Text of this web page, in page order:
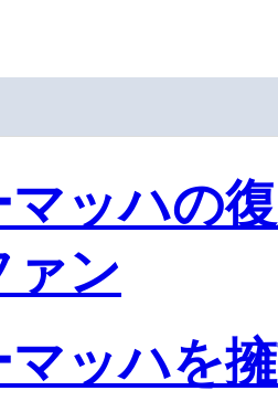
マッハの
ァン
マッハを